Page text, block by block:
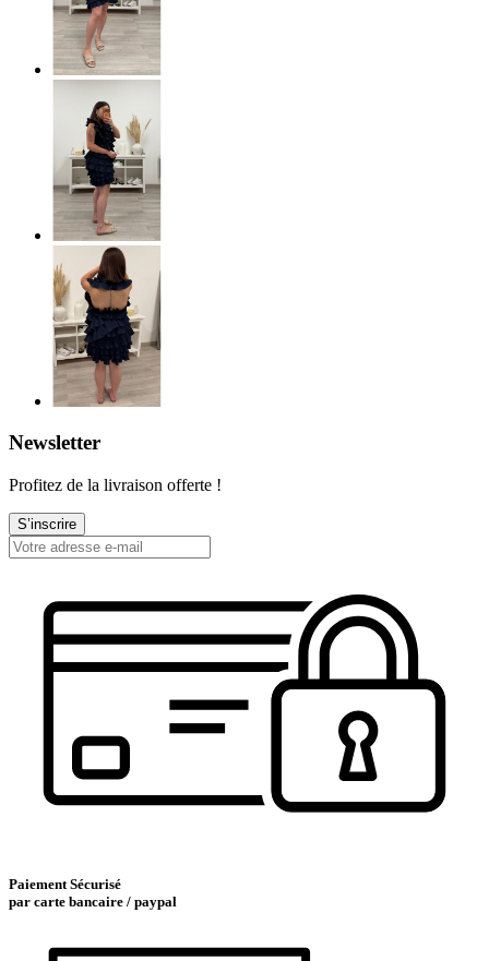
Newsletter
Profitez de la livraison offerte !
S’inscrire
Paiement Sécurisé
par carte bancaire / paypal